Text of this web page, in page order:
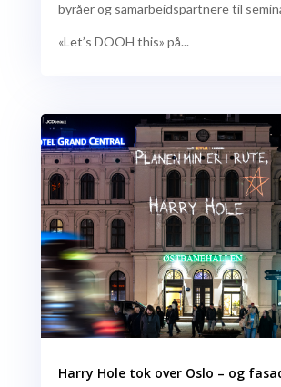
byråer og samarbeidspartnere til
«Let’s DOOH this» på...
Harry Hole tok over Oslo – og